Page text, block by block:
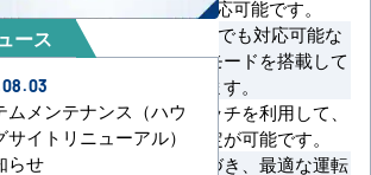
環境にも対応可能です。
転
外気温が-15℃でも対応可能な
静音冷房運転モードを搭載して
います。
ッチ
制御盤のスイッチを利用して、
直接機能設定が可能です。
設定温度に基づき、最適な運転
ース
ムメンテナンス（ハウ
サイトリニューアル）
らせ